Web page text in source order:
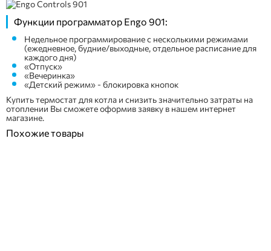
Функции программатор Engo 901:
Недельное программирование с несколькими режимами
(ежедневное, будние/выходные, отдельное расписание для
каждого дня)
«Отпуск»
«Вечеринка»
«Детский режим» - блокировка кнопок
Купить термостат для котла и снизить значительно затраты на
отоплении Вы сможете оформив заявку в нашем интернет
магазине.
Похожие товары